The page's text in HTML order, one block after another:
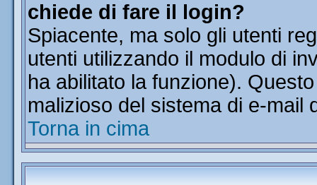
chiede di fare il login?
Spiacente, ma solo gli utenti
utenti utilizzando il modulo di
ha abilitato la funzione).
malizioso del sistema di e-mail
Torna in cima